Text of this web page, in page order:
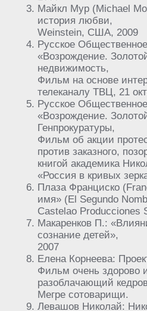
Майкл Мур (Michael
история любви,
Weinstein, США, 2009
Русское
«Возрождение.
недвижимость,
Фильм на основе
телеканалу ТВЦ, 21
Русское
«Возрождение.
Генпрокуратуры,
Фильм об акции
против заказного,
книгой академика
«Россия в кривых
Плаза Франциско
имя» (El Segundo
Castelao Producciones
Макаренков П.:
сознание детей»,
2007
Елена Корнеева:
Фильм очень здорово
разоблачающий
Мегре сотоварищи.
Левашов Николай: